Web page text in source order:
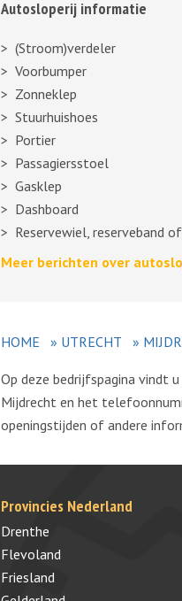
Autosloperij informatie
(Stroom)verdeler
Voorbumper
Zonneklep
Stuurhuishoes
Portier
Passagiersstoel
Gasklep
Dashboard
Reservewiel, reserveband
Meer berichten over
HOME » UTRECHT »
Op deze bedrijfspagina vindt
Mijdrecht en het
openingstijden of andere
Provincies Nederland
Drenthe
Flevoland
Friesland